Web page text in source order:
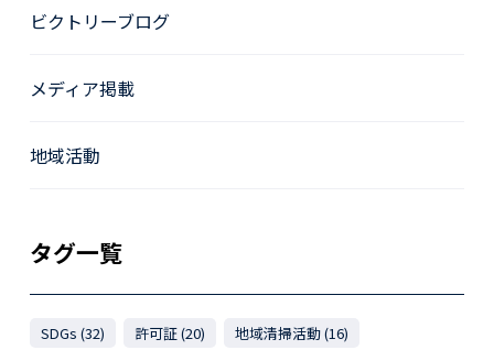
ビクトリーブログ
メディア掲載
地域活動
タグ一覧
SDGs (32) 許可証 (20)
地域清掃活動 (16)